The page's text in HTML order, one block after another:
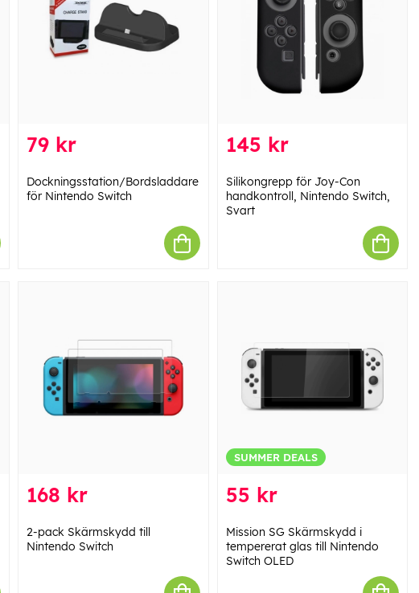
79 kr
Dockningsstation/Bordsladdare
för Nintendo Switch
145 kr
Silikongrepp för Joy-Con
handkontroll, Nintendo Switch,
Svart
168 kr
2-pack Skärmskydd till
Nintendo Switch
SUMMER DEALS
55 kr
Mission SG Skärmskydd i
tempererat glas till Nintendo
Switch OLED